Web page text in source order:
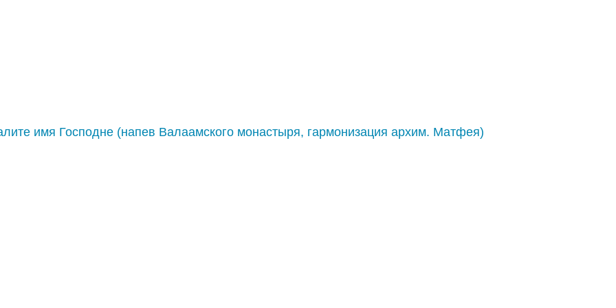
имя Господне (напев Валаамского монастыря, гармонизация архим. Матфея)